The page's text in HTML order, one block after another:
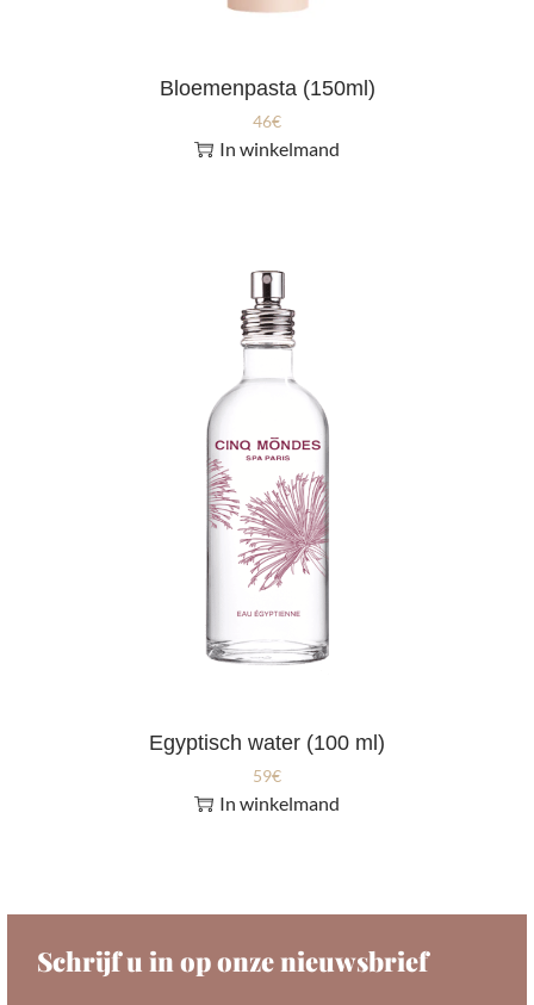
Bloemenpasta (150ml)
46€
In winkelmand
Egyptisch water (100 ml)
59€
In winkelmand
Schrijf u in op onze nieuwsbrief